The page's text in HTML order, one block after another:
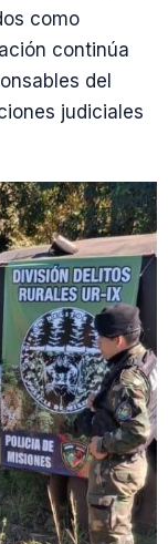
como
continúa
del
judiciales